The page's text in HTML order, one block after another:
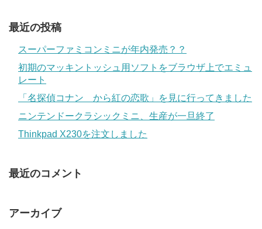
最近の投稿
スーパーファミコンミニが年内発売？？
初期のマッキントッシュ用ソフトをブラウザ上でエミュ
レート
「名探偵コナン から紅の恋歌」を見に行ってきました
ニンテンドークラシックミニ、生産が一旦終了
Thinkpad X230を注文しました
最近のコメント
アーカイブ